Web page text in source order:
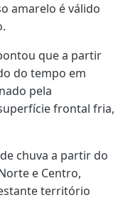
amarelo é válido
que a partir
do tempo em
pela
frontal fria,
chuva a partir do
e Centro,
território